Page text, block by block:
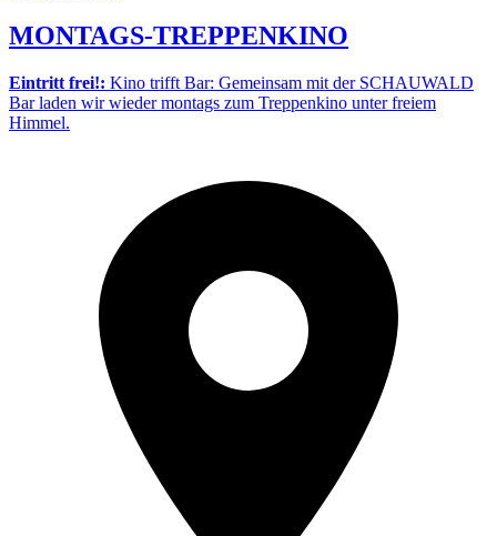
MONTAGS-TREPPENKINO
Eintritt frei!: Kino trifft Bar: Gemeinsam mit der SCHAUWALD
Bar laden wir wieder montags zum Treppenkino unter freiem
Himmel.